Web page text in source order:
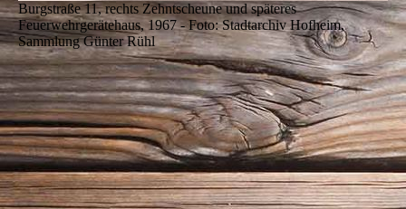
Burgstraße 11, rechts Zehntscheune und späteres
Feuerwehrgerätehaus, 1967 - Foto: Stadtarchiv Hofheim,
Sammlung Günter Rühl